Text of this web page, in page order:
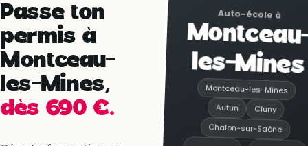
Passe ton
permis à
Montceau-
les-Mines,
dès 690 €.
Auto-école à
les-Mines
Montceau-les-Mines
Autun Cluny
Chalon-sur-Saône